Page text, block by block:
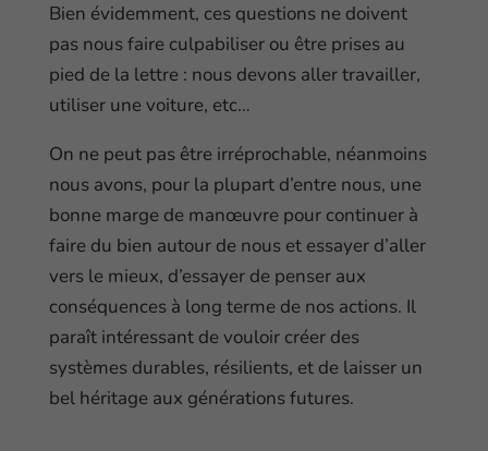
Bien évidemment, ces questions ne doivent
pas nous faire culpabiliser ou être prises au
pied de la lettre : nous devons aller travailler,
utiliser une voiture, etc…
On ne peut pas être irréprochable, néanmoins
nous avons, pour la plupart d’entre nous, une
bonne marge de manœuvre pour continuer à
faire du bien autour de nous et essayer d’aller
vers le mieux, d’essayer de penser aux
conséquences à long terme de nos actions. Il
paraît intéressant de vouloir créer des
systèmes durables, résilients, et de laisser un
bel héritage aux générations futures.